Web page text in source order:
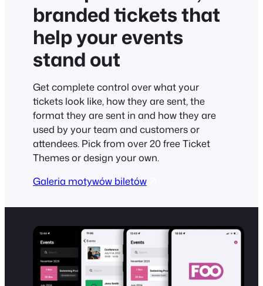
branded tickets that
help your events
stand out
Get complete control over what your
tickets look like, how they are sent, the
format they are sent in and how they are
used by your team and customers or
attendees. Pick from over 20 free Ticket
Themes or design your own.
Galeria motywów biletów